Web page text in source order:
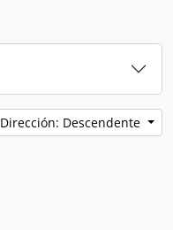
Dirección: Descendente